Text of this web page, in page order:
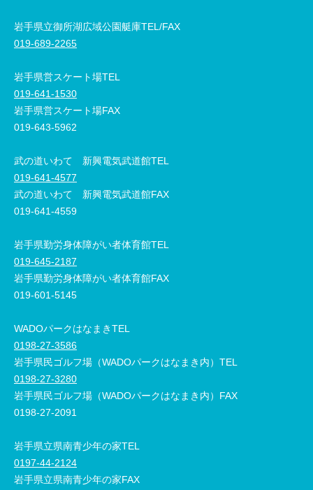
岩手県立御所湖広域公園艇庫TEL/FAX
019-689-2265
岩手県営スケート場TEL
019-641-1530
岩手県営スケート場FAX
019-643-5962
武の道いわて 新興電気武道館TEL
019-641-4577
武の道いわて 新興電気武道館FAX
019-641-4559
岩手県勤労身体障がい者体育館TEL
019-645-2187
岩手県勤労身体障がい者体育館FAX
019-601-5145
WADOパークはなまきTEL
0198-27-3586
岩手県民ゴルフ場（WADOパークはなまき内）TEL
0198-27-3280
岩手県民ゴルフ場（WADOパークはなまき内）FAX
0198-27-2091
岩手県立県南青少年の家TEL
0197-44-2124
岩手県立県南青少年の家FAX